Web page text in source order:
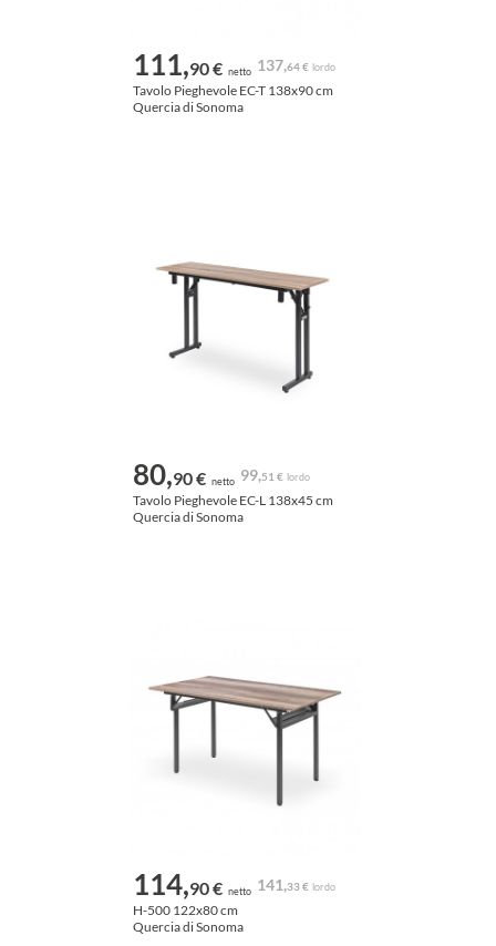
111,90 € netto 137,64 € lordo
Tavolo Pieghevole EC-T 138x90 cm
Quercia di Sonoma
80,90 € netto 99,51 € lordo
Tavolo Pieghevole EC-L 138x45 cm
Quercia di Sonoma
114,90 € netto 141,33 € lordo
H-500 122x80 cm
Quercia di Sonoma